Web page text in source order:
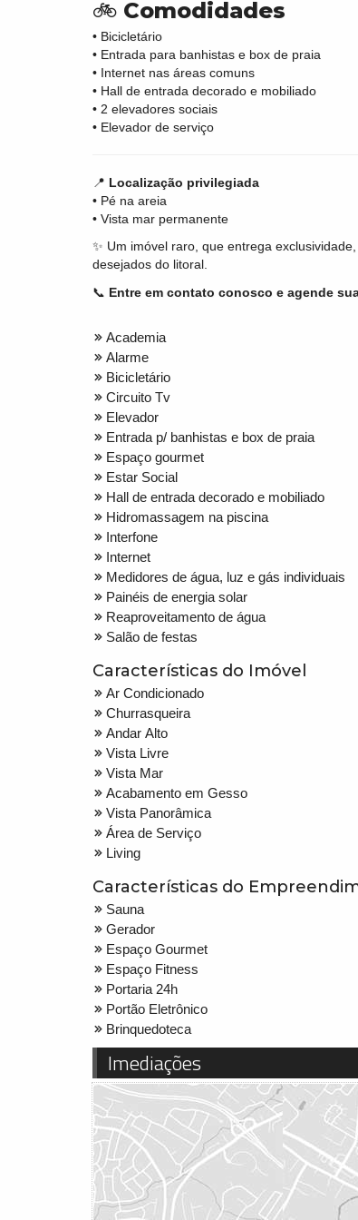
🚲 Comodidades
• Bicicletário
• Entrada para banhistas e box de praia
• Internet nas áreas comuns
• Hall de entrada decorado e mobiliado
• 2 elevadores sociais
• Elevador de serviço
📍 Localização privilegiada
• Pé na areia
• Vista mar permanente
✨ Um imóvel raro, que entrega
desejados do litoral.
📞 Entre em contato conosco e agende
Academia
Alarme
Bicicletário
Circuito Tv
Elevador
Entrada p/ banhistas e box de praia
Espaço gourmet
Estar Social
Hall de entrada decorado e mobiliado
Hidromassagem na piscina
Interfone
Internet
Medidores de água, luz e gás individuais
Painéis de energia solar
Reaproveitamento de água
Salão de festas
Características do Imóvel
Ar Condicionado
Churrasqueira
Andar Alto
Vista Livre
Vista Mar
Acabamento em Gesso
Vista Panorâmica
Área de Serviço
Living
Características do
Sauna
Gerador
Espaço Gourmet
Espaço Fitness
Portaria 24h
Portão Eletrônico
Brinquedoteca
Imediações